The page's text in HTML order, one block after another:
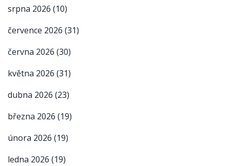
srpna 2026 (10)
července 2026 (31)
června 2026 (30)
května 2026 (31)
dubna 2026 (23)
března 2026 (19)
února 2026 (19)
ledna 2026 (19)